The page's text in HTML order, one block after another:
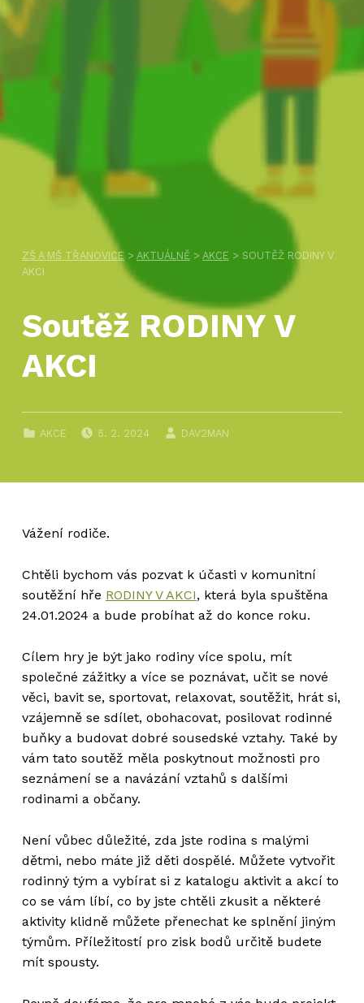
ZŠ A MŠ TŘANOVICE> AKTUÁLNĚ> AKCE > SOUTĚŽ RODINY V
AKCI
Soutěž RODINY V
AKCI
CATEGORIZED IN:
AKCE
PUBLIKOVÁNO DNE:
5. 2. 2024 DAV2MAN
Vážení rodiče.
Chtěli bychom vás pozvat k účasti v komunitní
soutěžní hře RODINY V AKCI, která byla spuštěna
24.01.2024 a bude probíhat až do konce roku.
Cílem hry je být jako rodiny více spolu, mít
společné zážitky a více se poznávat, učit se nové
věci, bavit se, sportovat, relaxovat, soutěžit, hrát si,
vzájemně se sdílet, obohacovat, posilovat rodinné
buňky a budovat dobré sousedské vztahy. Také by
vám tato soutěž měla poskytnout možnosti pro
seznámení se a navázání vztahů s dalšími
rodinami a občany.
Není vůbec důležité, zda jste rodina s malými
dětmi, nebo máte již děti dospělé. Můžete vytvořit
rodinný tým a vybírat si z katalogu aktivit a akcí to
co se vám líbí, co by jste chtěli zkusit a některé
aktivity klidně můžete přenechat ke splnění jiným
týmům. Příležitostí pro zisk bodů určitě budete
mít spousty.